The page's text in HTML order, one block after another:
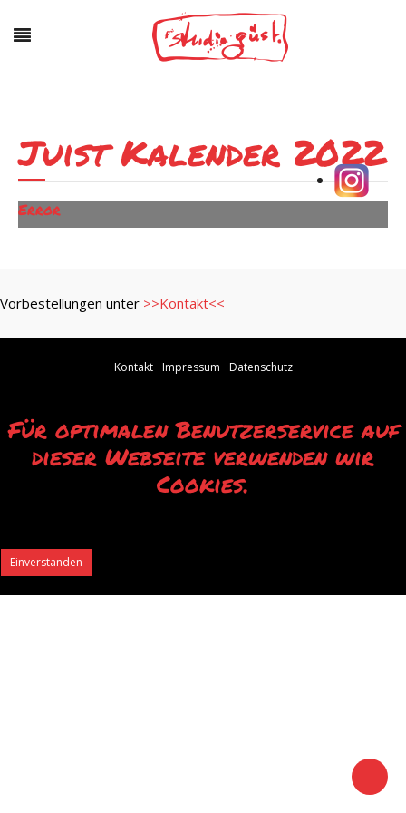
Juist Kalender 2022
Error
Vorbestellungen unter >>Kontakt<<
Kontakt Impressum Datenschutz
Für optimalen Benutzerservice auf
dieser Webseite verwenden wir
Cookies.
Einverstanden